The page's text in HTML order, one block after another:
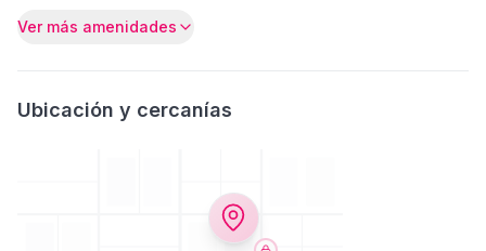
Ver más amenidades
Ubicación y cercanías